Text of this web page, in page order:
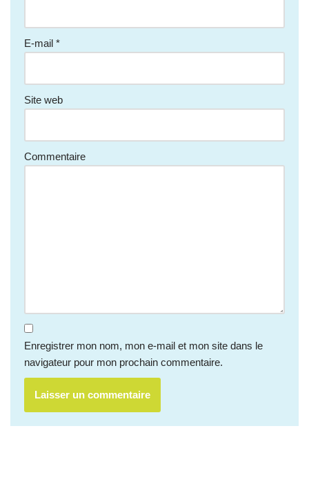
E-mail *
Site web
Commentaire
Enregistrer mon nom, mon e-mail et mon site dans le
navigateur pour mon prochain commentaire.